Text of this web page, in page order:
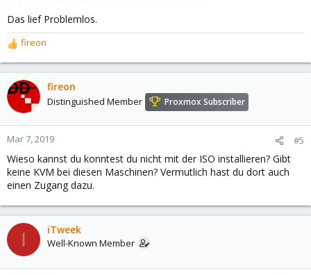
Das lief Problemlos.
R
e
a
c
t
o
n
:
fireon
fireon
Distinguished Member Proxmox Subscriber
Mar 7, 2019 #5
Wieso kannst du konntest du nicht mit der ISO installieren? Gibt
keine KVM bei diesen Maschinen? Vermutlich hast du dort auch
einen Zugang dazu.
I iTweek
Well-Known Member